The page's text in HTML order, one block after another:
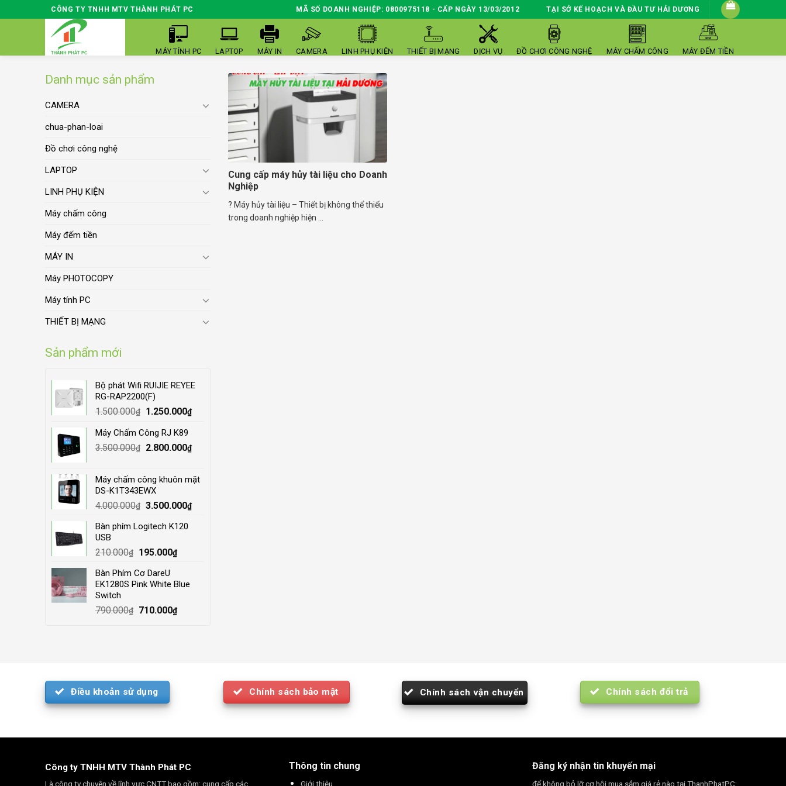
to
CÔNG TY TNHH MTV THÀNH PHÁT PC MÃ SỐ DOANH NGHIỆP: 0800975118 - CẤP NGÀY 13/03/2012 TẠI SỞ KẾ HOẠCH VÀ ĐẦU TƯ HẢI DƯƠNG
MÁY TÍNH PC LAPTOP MÁY IN CAMERA LINH PHỤ KIỆN THIẾT BỊ MẠNG DỊCH VỤ ĐỒ CHƠI CÔNG NGHỆ MÁY CHẤM CÔNG MÁY ĐẾM TIỀN
Danh mục sản phẩm
CAMERA
chua-phan-loai
Đồ chơi công nghệ
LAPTOP
LINH PHỤ KIỆN
Máy chấm công
Máy đếm tiền
MÁY IN
Máy PHOTOCOPY
Máy tính PC
THIẾT BỊ MẠNG
Sản phẩm mới
Bộ phát Wifi RUIJIE REYEE
RG-RAP2200(F)
1.500.000₫
Original
was:
1.500.000₫.
1.250.000₫Current
1.250.000₫.
Máy Chấm Công RJ K89
3.500.000₫
Original
3.500.000₫.
2.800.000₫Current
2.800.000₫.
Máy chấm công khuôn mặt
DS-K1T343EWX
4.000.000₫ Original
was:
3.500.000₫Current
Bàn phím Logitech K120
USB
210.000₫
Original
was:
210.000₫.
195.000₫Current
195.000₫.
Bàn Phím Cơ DareU
EK1280S Pink White Blue
Switch
790.000₫
Original
710.000₫Current
Cung cấp máy hủy tài liệu cho Doanh
Nghiệp
? Máy hủy tài liệu – Thiết bị không thể thiếu
trong doanh nghiệp hiện ...
Điều khoản sử dụng Chính sách bảo mật Chính sách vận chuyển Chính sách đổi trả
Công ty TNHH MTV Thành Phát PC
Là công ty chuyên về lĩnh vực CNTT bao gồm: cung cấp các
Thông tin chung
Giới thiệu
Đăng ký nhận tin khuyến mại
để không bỏ lỡ cơ hội mua sắm giá rẻ nào tại ThanhPhatPC: